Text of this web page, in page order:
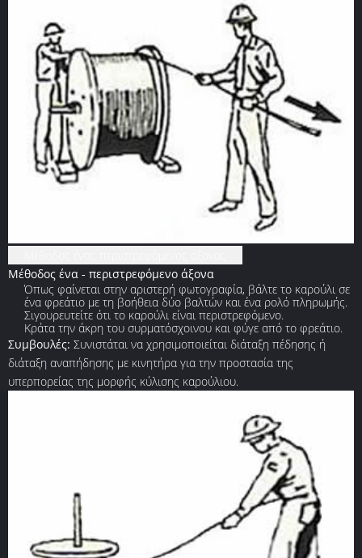
Μέθοδος ένα - περιστρεφόμενο άξονα
Όπως φαίνεται στην αριστερή φωτογραφία, βάλτε το καρούλι σε
ένα φρεάτιο με τη βοήθεια δύο βαλτών και ένα ρολό πληρωμής.
Σιγουρευτείτε ότι το καρούλι είναι περιστρεφόμενο.
Κράτα την άκρη του συρματόσχοινου και φύγε από το φρεάτιο.
Συμβουλές: Συνιστάται να χρησιμοποιείται διάταξη πέδησης ή
διάταξη αναπήδησης με κινητήρα για την προστασία της
υπερπορείας της μορφής κύλισης καρούλιου.